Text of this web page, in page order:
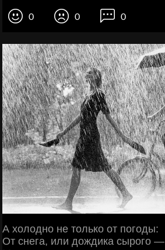
0 0 0
А холодно не только от погоды:
От снега, или дождика сырого —